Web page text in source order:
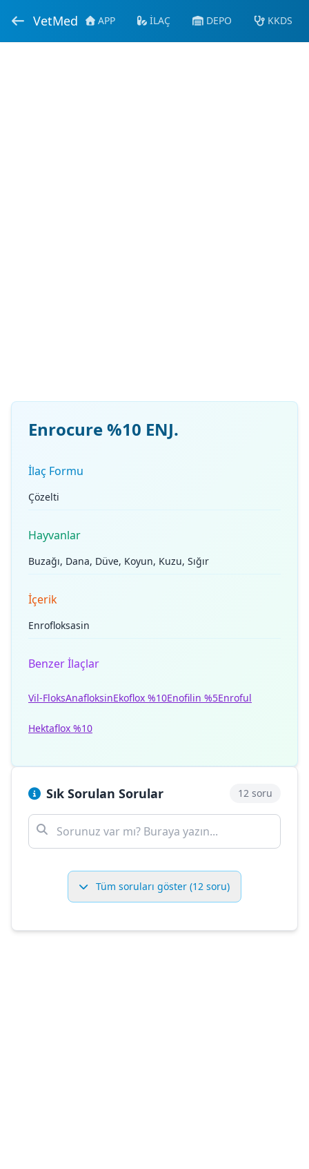
VetMed APP İLAÇ DEPO KKDS
Enrocure %10 ENJ.
İlaç Formu
Çözelti
Hayvanlar
Buzağı, Dana, Düve, Koyun, Kuzu, Sığır
İçerik
Enrofloksasin
Benzer İlaçlar
Vil-FloksAnafloksinEkoflox %10Enofilin %5Enroful
Hektaflox %10
Sık Sorulan Sorular 12 soru
Tüm soruları göster (12 soru)